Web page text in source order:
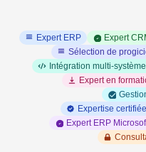
Expert ERP Expert
Sélection de
Intégration multi-
Expert en
Expertise certifiée
Expert ERP